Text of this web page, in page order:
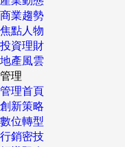
商業趨勢
焦點人物
投資理財
地產風雲
管理
管理首頁
創新策略
數位轉型
行銷密技